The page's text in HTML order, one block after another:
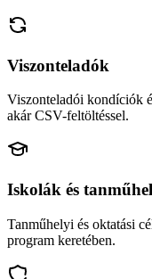
Viszonteladók
Viszonteladói kondíciók
akár CSV-feltöltéssel.
Iskolák és
Tanműhelyi és oktatási
program keretében.